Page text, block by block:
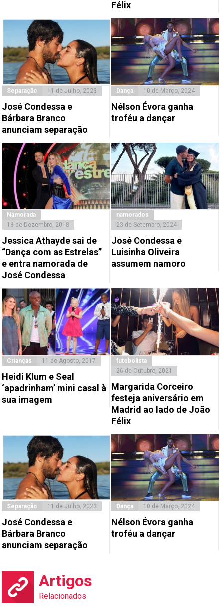
Félix
Separação 11 de Julho, 2023
José Condessa e
Bárbara Branco
anunciam separação
Dança 10 de Março, 2024
Nélson Évora ganha
troféu a dançar
Namorada
18 de Dezembro, 2018
Jessica Athayde sai de
“Dança com as Estrelas”
e entra namorada de
José Condessa
namorados
23 de Setembro, 2024
José Condessa e
Luisinha Oliveira
assumem namoro
Crianças 11 de Agosto, 2017
Heidi Klum e Seal
‘apadrinham’ mini casal à
sua imagem
futebolista
26 de Outubro, 2021
Margarida Corceiro
festeja aniversário em
Madrid ao lado de João
Félix
Separação 11 de Julho, 2023
José Condessa e
Bárbara Branco
anunciam separação
Dança 10 de Março, 2024
Nélson Évora ganha
troféu a dançar
Artigos
Relacionados